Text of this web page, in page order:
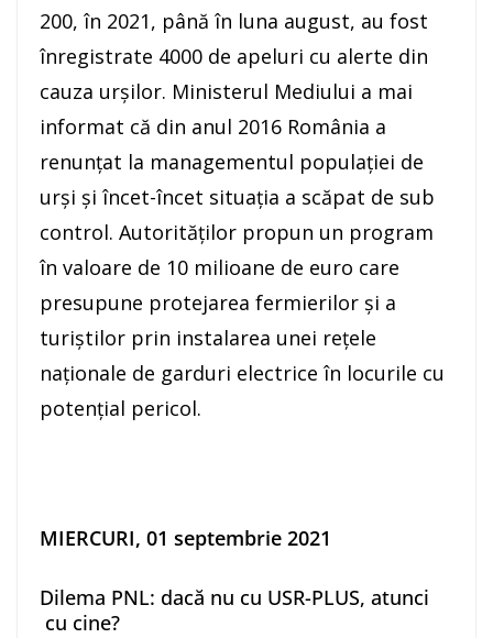
200, în 2021, până în luna august, au fost
înregistrate 4000 de apeluri cu alerte din
cauza urșilor. Ministerul Mediului a mai
informat că din anul 2016 România a
renunțat la managementul populației de
urși și încet-încet situația a scăpat de sub
control. Autorităților propun un program
în valoare de 10 milioane de euro care
presupune protejarea fermierilor și a
turiștilor prin instalarea unei rețele
naționale de garduri electrice în locurile cu
potențial pericol.
MIERCURI, 01 septembrie 2021
Dilema PNL: dacă nu cu USR-PLUS, atunci
cu cine?